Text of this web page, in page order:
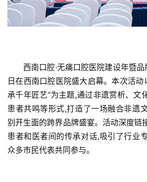
西南口腔·无痛口腔医院建设年暨
日在西南口腔医院盛大启幕。本次活动
承千年匠艺”为主题,通过非遗赏析、文
患者共鸣等形式,打造了一场融合非遗
别开生面的跨界品牌盛宴。活动深度链
患者和医者间的传承对话,吸引了行业
众多市民代表共同参与。